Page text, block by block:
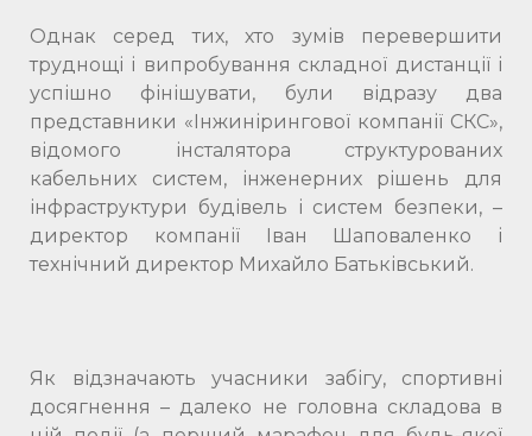
Однак серед тих, хто зумів перевершити
труднощі і випробування складної дистанції і
успішно фінішувати, були відразу два
представники «Інжинірингової компанії СКС»,
відомого інсталятора структурованих
кабельних систем, інженерних рішень для
інфраструктури будівель і систем безпеки, –
директор компанії Іван Шаповаленко і
технічний директор Михайло Батьківський.
Як відзначають учасники забігу, спортивні
досягнення – далеко не головна складова в